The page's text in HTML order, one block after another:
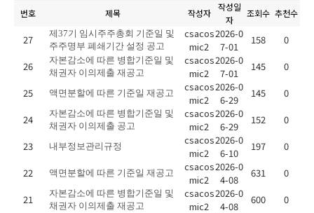
번호 제목 작성자
작성일
자
조회수 추천수
27
제37기 임시주주총회 기준일 및
주주명부 폐쇄기간 설정 공고
csacos
mic2
2026-0
7-01
158
0
26
자본감소에 따른 병합기준일 및
채권자 이의제출 재공고
csacos
mic2
2026-0
7-01
145
0
25
액면분할에 따른 기준일 재공고
csacos
mic2
2026-0
6-29
145
0
24
자본감소에 따른 병합기준일 및
채권자 이의제출 공고
csacos
mic2
2026-0
6-29
152
0
23
내부정보관리규정
csacos
mic2
2026-0
6-10
197
0
22
액면분할에 따른 기준일 재공고
csacos
mic2
2026-0
4-08
631
0
21
자본감소에 따른 병합기준일 및
채권자 이의제출 재공고
csacos
mic2
2026-0
4-08
600
0